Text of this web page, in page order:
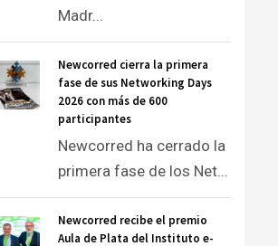
Madr...
Newcorred cierra la primera
fase de sus Networking Days
2026 con más de 600
participantes
Newcorred ha cerrado la
primera fase de los Net...
Newcorred recibe el premio
Aula de Plata del Instituto e-